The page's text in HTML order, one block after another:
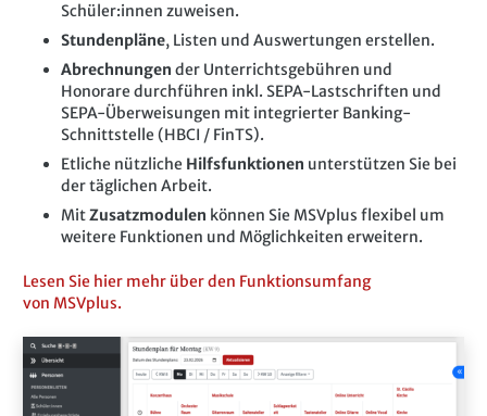
Schüler:innen zuweisen.
Stundenpläne, Listen und Auswertungen erstellen.
Abrechnungen der Unterrichtsgebühren und
Honorare durchführen inkl. SEPA-Lastschriften und
SEPA-Überweisungen mit integrierter Banking-
Schnittstelle (HBCI / FinTS).
Etliche nützliche Hilfsfunktionen unterstützen Sie bei
der täglichen Arbeit.
MitZusatzmodulen können Sie MSVplus flexibel um
weitere Funktionen und Möglichkeiten erweitern.
Lesen Sie hier mehr über den Funktionsumfang
von MSVplus.